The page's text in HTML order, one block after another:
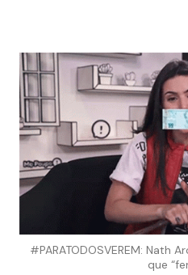
#PARATODOSVEREM: Nath
que